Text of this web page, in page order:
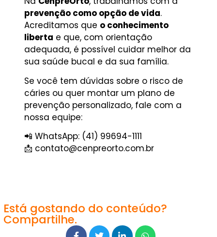
prevenção como opção de vida.
Acreditamos que o conhecimento
liberta e que, com orientação
adequada, é possível cuidar melhor da
sua saúde bucal e da sua família.
Se você tem dúvidas sobre o risco de
cáries ou quer montar um plano de
prevenção personalizado, fale com a
nossa equipe:
📲 WhatsApp: (41) 99694-1111
📩 contato@cenpreorto.com.br
Está gostando do conteúdo?
Compartilhe.